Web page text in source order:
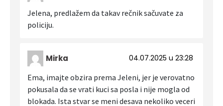
Jelena, predlažem da takav rečnik sačuvate za
policiju.
Mirka
04.07.2025 u 23:28
Ema, imajte obzira prema Jeleni, jer je verovatno
pokusala da se vrati kuci sa posla i nije mogla od
blokada. Ista stvar se meni desava nekoliko veceri